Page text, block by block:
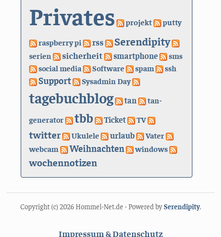
Privates projekt putty
raspberry pi rss Serendipity
serien sicherheit smartphone
sms
social media
Software spam ssh
Support Sysadmin Day
tagebuchblog tan
tan-
generator
tbb Ticket TV
twitter Ukulele urlaub
Vater
webcam
Weihnachten windows
wochennotizen
Copyright (c) 2026 Hommel-Net.de - Powered bySerendipity.
Impressum & Datenschutz